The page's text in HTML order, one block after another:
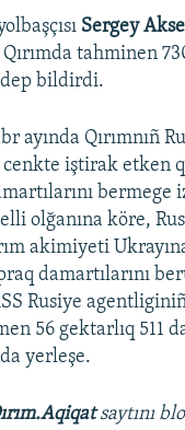
Sergey
tahminen
dep bildirdi.
ayında Qırımnıñ
cenkte iştirak etken
bermege
olğanına köre,
akimiyeti
damartılarını
Rusiye
56 gektarlıq 511
yerleşe.
saytını